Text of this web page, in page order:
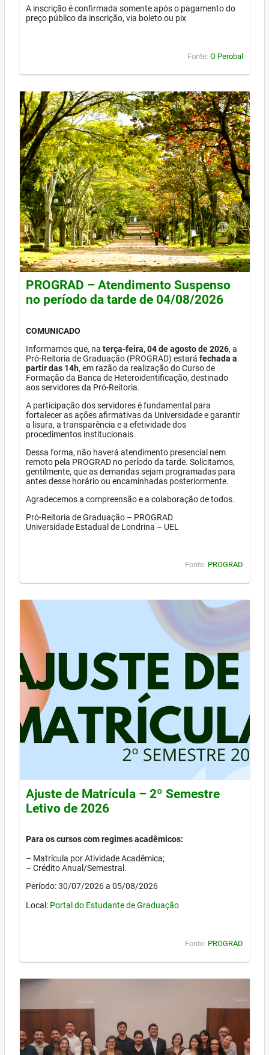
A inscrição é confirmada somente após o pagamento do
preço público da inscrição, via boleto ou pix
Fonte: O Perobal
PROGRAD – Atendimento Suspenso
no período da tarde de 04/08/2026
COMUNICADO
Informamos que, na terça-feira, 04 de agosto de 2026, a
Pró-Reitoria de Graduação (PROGRAD) estará fechada a
partir das 14h, em razão da realização do Curso de
Formação da Banca de Heteroidentificação, destinado
aos servidores da Pró-Reitoria.
A participação dos servidores é fundamental para
fortalecer as ações afirmativas da Universidade e garantir
a lisura, a transparência e a efetividade dos
procedimentos institucionais.
Dessa forma, não haverá atendimento presencial nem
remoto pela PROGRAD no período da tarde. Solicitamos,
gentilmente, que as demandas sejam programadas para
antes desse horário ou encaminhadas posteriormente.
Agradecemos a compreensão e a colaboração de todos.
Pró-Reitoria de Graduação – PROGRAD
Universidade Estadual de Londrina – UEL
Fonte: PROGRAD
Ajuste de Matrícula – 2º Semestre
Letivo de 2026
Para os cursos com regimes acadêmicos:
– Matrícula por Atividade Acadêmica;
– Crédito Anual/Semestral.
Período: 30/07/2026 a 05/08/2026
Local: Portal do Estudante de Graduação
Fonte: PROGRAD